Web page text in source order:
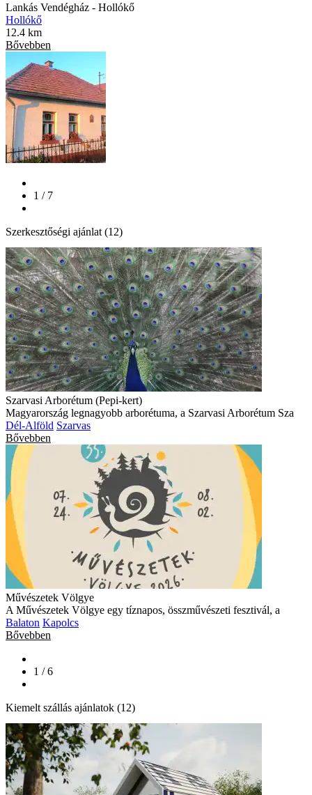
Lankás Vendégház - Hollókő
Hollókő
12.4 km
Bővebben
1 / 7
Szerkesztőségi ajánlat (12)
Szarvasi Arborétum (Pepi-kert)
Magyarország legnagyobb arborétuma, a Szarvasi Arborétum Sza
Dél-Alföld Szarvas
Bővebben
Művészetek Völgye
A Művészetek Völgye egy tíznapos, összművészeti fesztivál, a
Balaton Kapolcs
Bővebben
1 / 6
Kiemelt szállás ajánlatok (12)